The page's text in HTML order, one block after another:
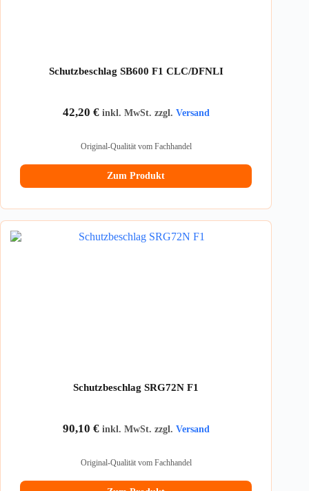
Schutzbeschlag SB600 F1 CLC/DFNLI
42,20 € inkl. MwSt. zzgl. Versand
Original-Qualität vom Fachhandel
Zum Produkt
Schutzbeschlag SRG72N F1
90,10 € inkl. MwSt. zzgl. Versand
Original-Qualität vom Fachhandel